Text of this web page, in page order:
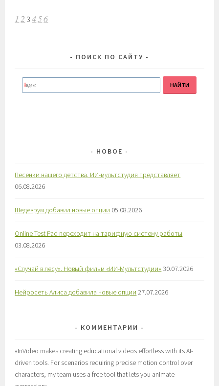
НАВИГАЦИЯ
ПО
1 2 3 456
ПОИСК ПО САЙТУ
НОВОЕ
Песенки нашего детства. ИИ-мультстудия представляет
06.08.2026
Шедеврум добавил новые опции 05.08.2026
Online Test Pad переходит на тарифную систему работы
03.08.2026
«Случай в лесу». Новый фильм «ИИ-Мультстудии» 30.07.2026
Нейросеть Алиса добавила новые опции 27.07.2026
КОММЕНТАРИИ
«InVideo makes creating educational videos effortless with its AI-
driven tools. For scenarios requiring precise motion control over
characters, my team uses a free tool that lets you animate